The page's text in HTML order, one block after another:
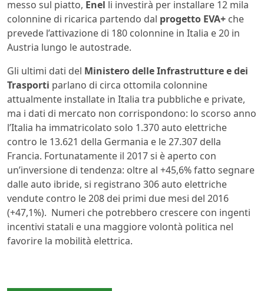
messo sul piatto, Enel li investirà per installare 12 mila
colonnine di ricarica partendo dal progetto EVA+ che
prevede l’attivazione di 180 colonnine in Italia e 20 in
Austria lungo le autostrade.
Gli ultimi dati del Ministero delle Infrastrutture e dei
Trasporti parlano di circa ottomila colonnine
attualmente installate in Italia tra pubbliche e private,
ma i dati di mercato non corrispondono: lo scorso anno
l’Italia ha immatricolato solo 1.370 auto elettriche
contro le 13.621 della Germania e le 27.307 della
Francia. Fortunatamente il 2017 si è aperto con
un’inversione di tendenza: oltre al +45,6% fatto segnare
dalle auto ibride, si registrano 306 auto elettriche
vendute contro le 208 dei primi due mesi del 2016
(+47,1%). Numeri che potrebbero crescere con ingenti
incentivi statali e una maggiore volontà politica nel
favorire la mobilità elettrica.